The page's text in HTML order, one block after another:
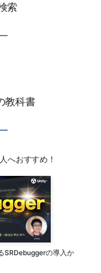
索
教科書
へおすすめ！
SRDebuggerの導入か